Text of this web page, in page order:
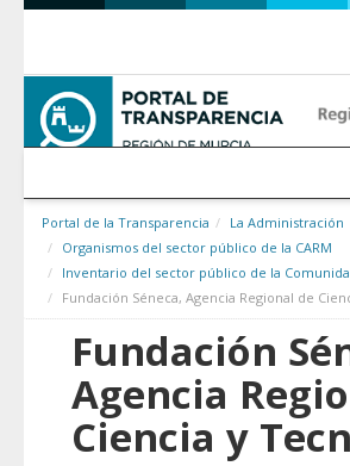
Saltar al contenido
Portal de la Transparencia
La Administración
Organismos del sector público de la CARM
Inventario del sector público de la
Fundación Séneca, Agencia Regional de
Fundación
Agencia
Ciencia y